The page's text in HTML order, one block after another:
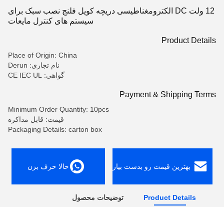
12 ولت DC الکترومغناطیسی دریچه کویل فلنج نصب سبک برای
سیستم های کنترل مایعات
Product Details
Place of Origin: China
نام تجاری: Derun
گواهی: CE IEC UL
Payment & Shipping Terms
Minimum Order Quantity: 10pcs
قیمت: قابل مذاکره
Packaging Details: carton box
بهترین قیمت رو بدست بیار حالا حرف بزن
Product Details توضیحات محصول